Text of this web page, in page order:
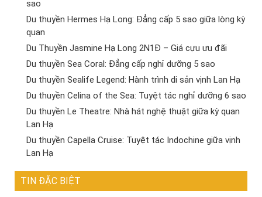
sao
Du thuyền Hermes Hạ Long: Đẳng cấp 5 sao giữa lòng kỳ
quan
Du Thuyền Jasmine Hạ Long 2N1Đ – Giá cựu ưu đãi
Du thuyền Sea Coral: Đẳng cấp nghỉ dưỡng 5 sao
Du thuyền Sealife Legend: Hành trình di sản vịnh Lan Hạ
Du thuyền Celina of the Sea: Tuyệt tác nghỉ dưỡng 6 sao
Du thuyền Le Theatre: Nhà hát nghệ thuật giữa kỳ quan
Lan Hạ
Du thuyền Capella Cruise: Tuyệt tác Indochine giữa vịnh
Lan Hạ
TIN ĐẶC BIỆT